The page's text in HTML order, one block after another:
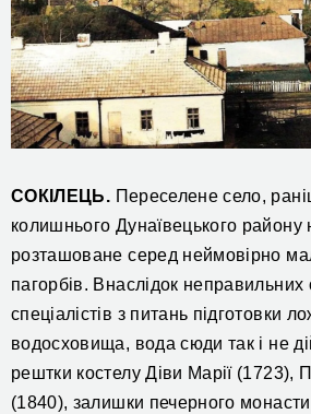
СОКІЛЕЦЬ. Переселене село,
колишнього Дунаївецького району
розташоване серед неймовірно
пагорбів. Внаслідок неправильних
спеціалістів з питань підготовки
водосховища, вода сюди так і не
рештки костелу Діви Марії (1723),
(1840), залишки печерного